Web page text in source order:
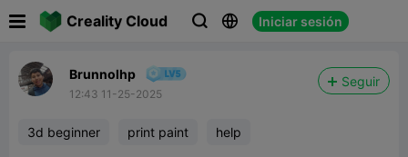
Creality Cloud   Iniciar sesión
Brunnolhp
12:43 11-25-2025
Seguir
3d beginner print paint help